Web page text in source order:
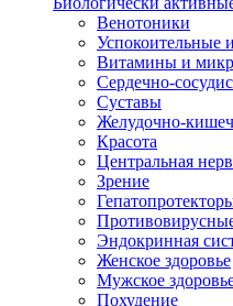
Венотоники
Успокоительные
Витамины и
Сердечно-
Суставы
Желудочно-
Красота
Центральная
Зрение
Эндокринная
Женское здоровье
Мужское
Похудение